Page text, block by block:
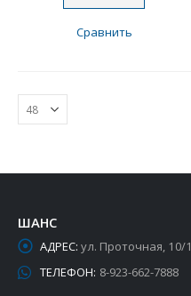
Сравнить
ШАНС
АДРЕС: ул. Проточная, 10/1
ТЕЛЕФОН: 8-923-662-7888